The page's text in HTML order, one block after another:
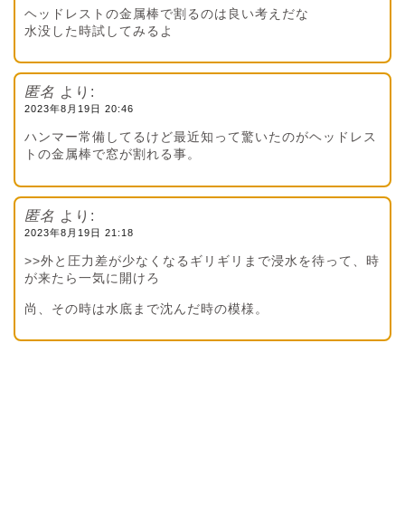
ヘッドレストの金属棒で割るのは良い考えだな
水没した時試してみるよ
匿名 より:
2023年8月19日 20:46
ハンマー常備してるけど最近知って驚いたのがヘッドレス
トの金属棒で窓が割れる事。
匿名 より:
2023年8月19日 21:18
>>外と圧力差が少なくなるギリギリまで浸水を待って、時
が来たら一気に開けろ
尚、その時は水底まで沈んだ時の模様。